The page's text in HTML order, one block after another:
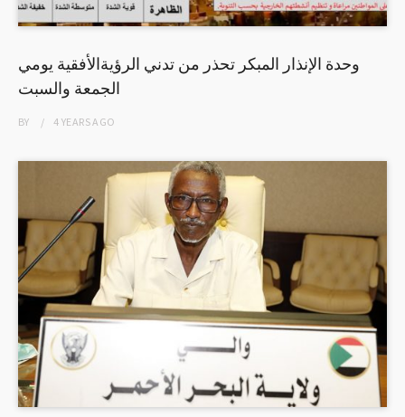
وحدة الإنذار المبكر تحذر من تدني الرؤيةالأفقية يومي
الجمعة والسبت
BY 4 YEARSAGO